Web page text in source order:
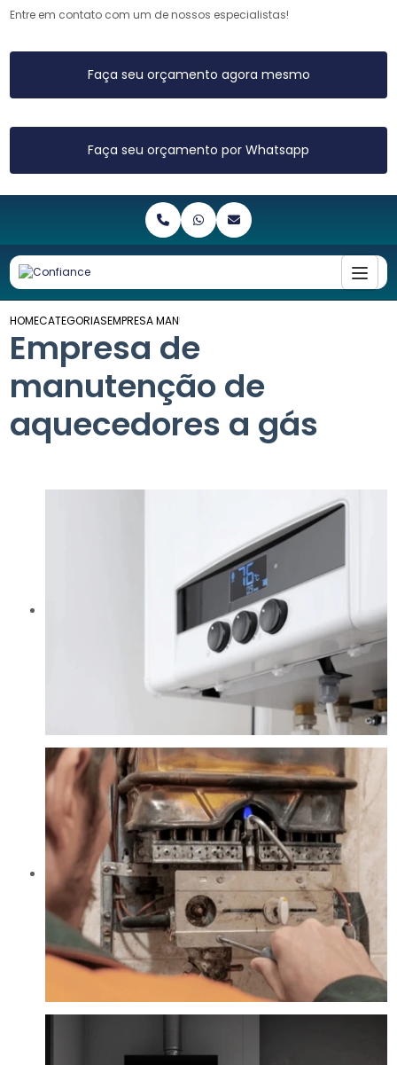
Entre em contato com um de nossos especialistas!
Faça seu orçamento agora mesmo
Faça seu orçamento por Whatsapp
HOMECATEGORIASEMPRESA MANUTENCAO AQUECEDORES GAS
Empresa de
manutenção de
aquecedores a gás